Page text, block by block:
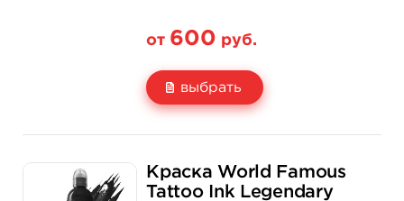
от 600 руб.
выбрать
600 руб. 925 руб.
Краска World Famous
Tattoo Ink Legendary